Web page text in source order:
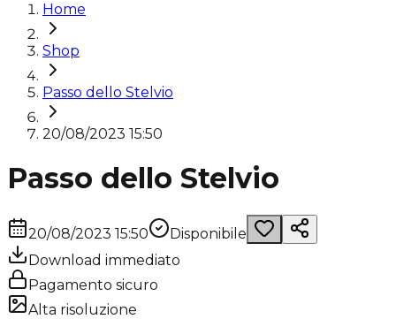
Home
Shop
Passo dello Stelvio
20/08/2023 15:50
Passo dello Stelvio
20/08/2023 15:50
Disponibile
Download immediato
Pagamento sicuro
Alta risoluzione